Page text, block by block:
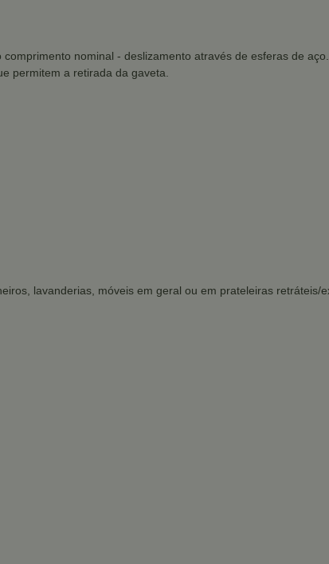
nominal - deslizamento através de esferas de
permitem a retirada da gaveta.
lavanderias, móveis em geral ou em prateleiras retráteis/